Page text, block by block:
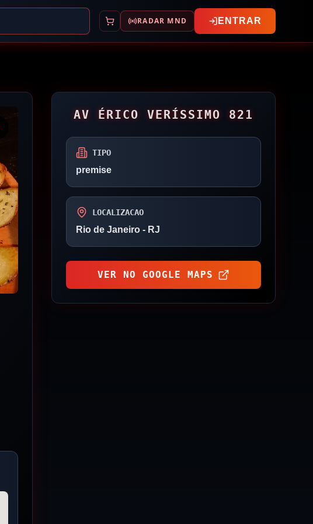
RADAR MND ENTRAR
AV ÉRICO VERÍSSIMO 821
TIPO
premise
LOCALIZACAO
Rio de Janeiro - RJ
VER NO GOOGLE MAPS